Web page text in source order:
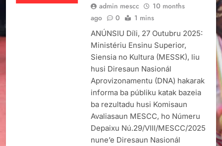
admin mescc
10 months
ago
0 1 mins
ANÚNSIU Díli, 27 Outubru 2025:
Ministériu Ensinu Superior,
Siensia no Kultura (MESSK), liu
husi Diresaun Nasionál
Aprovizonamentu (DNA) hakarak
informa ba públiku katak bazeia
ba rezultadu husi Komisaun
Avaliasaun MESCC, ho Númeru
Depaixu Nú.29/VIII/MESCC/2025
nune’e Diresaun Nasionál